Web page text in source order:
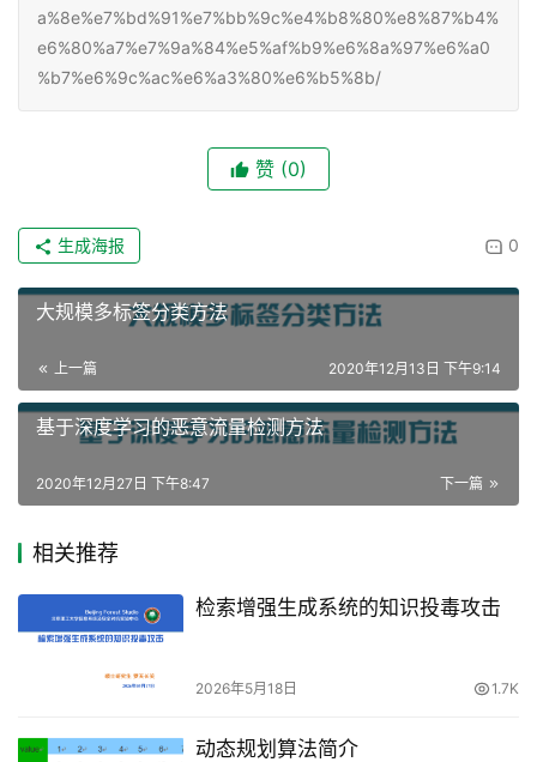
a%8e%e7%bd%91%e7%bb%9c%e4%b8%80%e8%87%b4%
e6%80%a7%e7%9a%84%e5%af%b9%e6%8a%97%e6%a0
%b7%e6%9c%ac%e6%a3%80%e6%b5%8b/
赞 (0)
0
生成海报
大规模多标签分类方法
上一篇 2020年12月13日 下午9:14
基于深度学习的恶意流量检测方法
下一篇
2020年12月27日 下午8:47
相关推荐
检索增强生成系统的知识投毒攻击
2026年5月18日 1.7K
动态规划算法简介